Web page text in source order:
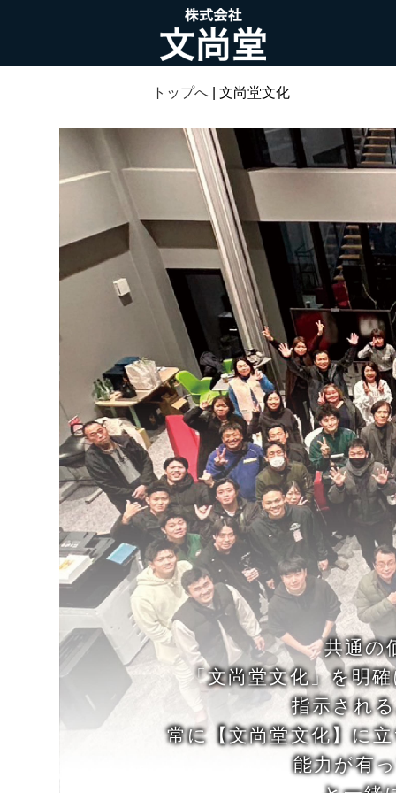
トップへ | 文尚堂文化
共通の
「文尚堂文化」を明
指示され
常に【文尚堂文化】に
能力が有